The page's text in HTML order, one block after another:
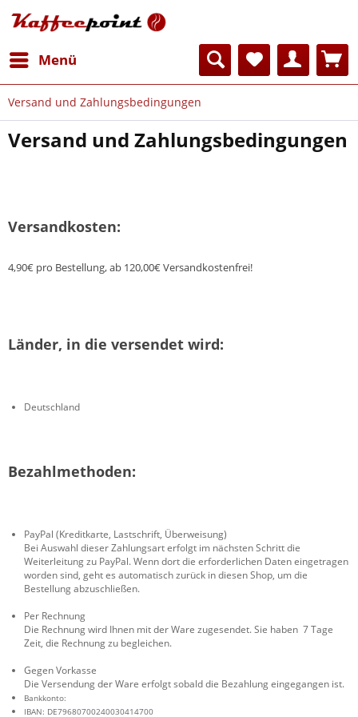
Menü
Versand und Zahlungsbedingungen
Versand und Zahlungsbedingungen
Versandkosten:
4,90€ pro Bestellung, ab 120,00€ Versandkostenfrei!
Länder, in die versendet wird:
Deutschland
Bezahlmethoden:
PayPal (Kreditkarte, Lastschrift, Überweisung)
Bei Auswahl dieser Zahlungsart erfolgt im nächsten Schritt die
Weiterleitung zu PayPal. Wenn dort die erforderlichen Daten eingetragen
worden sind, geht es automatisch zurück in diesen Shop, um die
Bestellung abzuschließen.
Per Rechnung
Die Rechnung wird Ihnen mit der Ware zugesendet. Sie haben 7 Tage
Zeit, die Rechnung zu begleichen.
Gegen Vorkasse
Die Versendung der Ware erfolgt sobald die Bezahlung eingegangen ist.
Bankkonto:
IBAN: DE79680700240030414700